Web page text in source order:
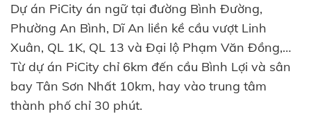
Dự án PiCity án ngữ tại đường Bình Đường,
Phường An Bình, Dĩ An liền kề cầu vượt Linh
Xuân, QL 1K, QL 13 và Đại lộ Phạm Văn Đồng,…
Từ dự án PiCity chỉ 6km đến cầu Bình Lợi và sân
bay Tân Sơn Nhất 10km, hay vào trung tâm
thành phố chỉ 30 phút.